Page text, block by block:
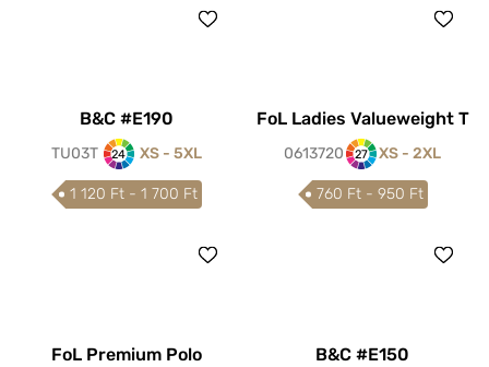
B&C #E190
TU03T 24 XS - 5XL
1 120 Ft - 1 700 Ft
FoL Ladies Valueweight T
0613720 27 XS - 2XL
760 Ft - 950 Ft
FoL Premium Polo B&C #E150